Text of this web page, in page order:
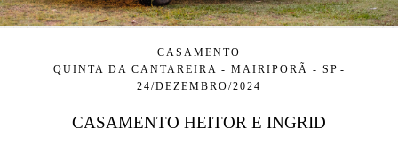
CASAMENTO
QUINTA DA CANTAREIRA - MAIRIPORÃ - SP
24/DEZEMBRO/2024
CASAMENTO HEITOR E INGRID